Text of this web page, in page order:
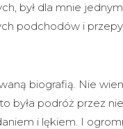
był dla mnie
podchodów i
biografią. Nie
była podróż przez
i lękiem. I